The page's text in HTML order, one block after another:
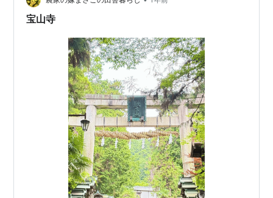
店長の料理の腕とレパートリーの多さには驚かされます
宝山寺